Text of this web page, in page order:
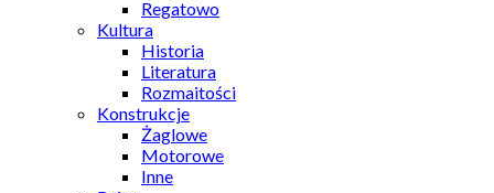
Regatowo
Kultura
Historia
Literatura
Rozmaitości
Konstrukcje
Żaglowe
Motorowe
Inne